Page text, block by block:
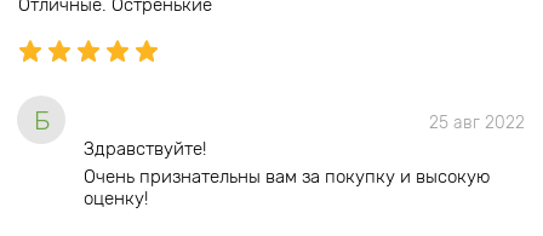
Отличные. Остренькие
Б 25 авг 2022
Здравствуйте!
Очень признательны вам за покупку и высокую
оценку!